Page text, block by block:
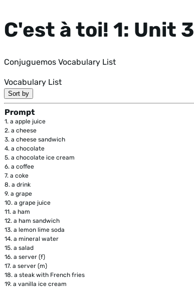
C'est à toi! 1: Unit 3
Conjuguemos Vocabulary List
Vocabulary List
Sort by
Prompt
1. a apple juice
2. a cheese
3. a cheese sandwich
4. a chocolate
5. a chocolate ice cream
6. a coffee
7. a coke
8. a drink
9. a grape
10. a grape juice
11. a ham
12. a ham sandwich
13. a lemon lime soda
14. a mineral water
15. a salad
16. a server (f)
17. a server (m)
18. a steak with French fries
19. a vanilla ice cream